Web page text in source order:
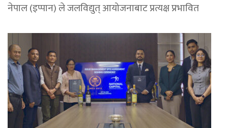
नेपाल (इप्पान) ले जलविद्युत् आयोजनाबाट प्रत्यक्ष प्रभावित